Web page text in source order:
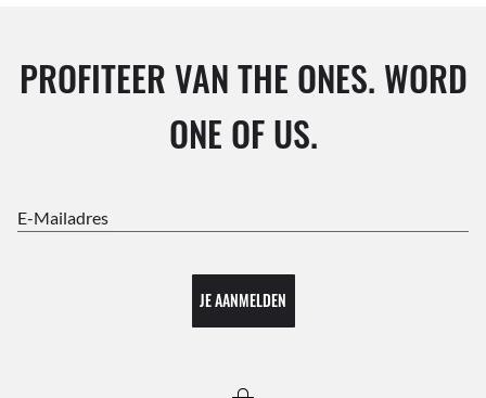
PROFITEER VAN THE ONES. WORD
ONE OF US.
E-Mailadres
JE AANMELDEN